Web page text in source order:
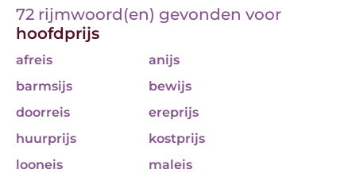
72 rijmwoord(en) gevonden voor
hoofdprijs
afreis
anijs
barmsijs
bewijs
doorreis
ereprijs
huurprijs
kostprijs
looneis
maleis